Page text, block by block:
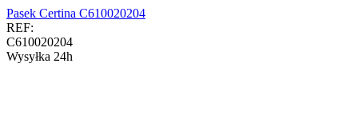
Pasek Certina C610020204
REF:
C610020204
Wysyłka 24h